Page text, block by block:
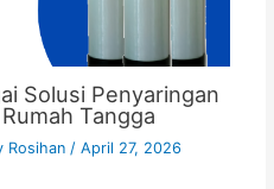
Solusi Penyaringan
Tangga
Rosihan / April 27, 2026